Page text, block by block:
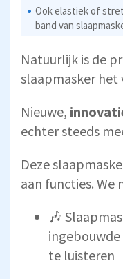
Ook elastiek of
band van
Natuurlijk is de
slaapmasker het
Nieuwe,
echter steeds
Deze
aan functies. We
🎶
ingebouwde
te luisteren